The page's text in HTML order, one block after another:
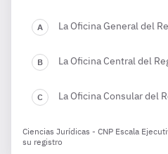
La Oficina General del
La Oficina Central del
La Oficina Consular del
Ciencias Jurídicas - CNP Escala
su registro